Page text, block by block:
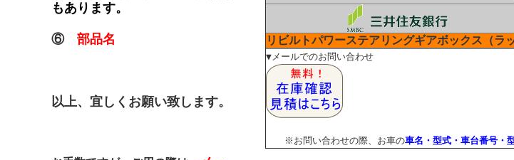
リビルトパワーステアリングギアボックス（
▼メールでのお問い合わせ
※お問い合わせの際、お車の車名・型式・車台番号・
もあります。
⑥ 部品名
以上、宜しくお願い致します。